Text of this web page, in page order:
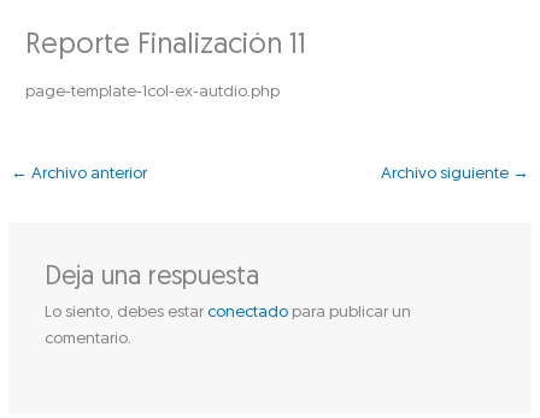
Reporte Finalización 11
page-template-1col-ex-autdio.php
← Archivo anterior Archivo siguiente →
Deja una respuesta
Lo siento, debes estar conectadopara publicar un
comentario.